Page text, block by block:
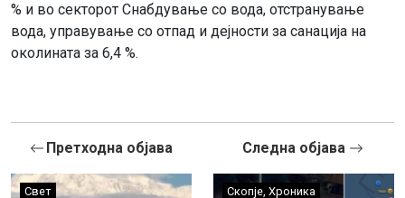
% и во секторот Снабдување со вода, отстранување
вода, управување со отпад и дејности за санација на
околината за 6,4 %.
Претходна објава
Свет
Следна објава
Скопје, Хроника